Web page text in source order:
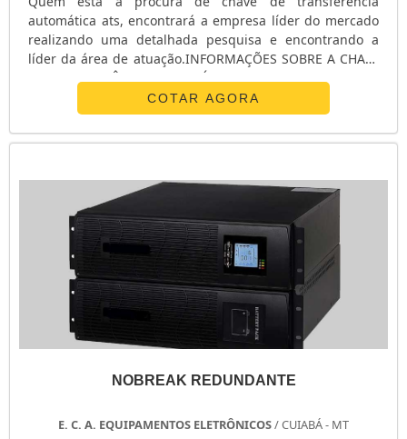
automática ats, encontrará a empresa líder do mercado
realizando uma detalhada pesquisa e encontrando a
líder da área de atuação.INFORMAÇÕES SOBRE A CHAVE
DE TRANSFERÊNCIA AUTOMÁTICA ATSQuem procura por
chave de transferência automática ats em uma empresa
inovadora, acha o site da E. C. A. Equipamentos
Eletrônicos. Na companhia é possível encontrar
COTAR AGORA
NOBREAK REDUNDANTE
E. C. A. EQUIPAMENTOS ELETRÔNICOS/ CUIABÁ - MT